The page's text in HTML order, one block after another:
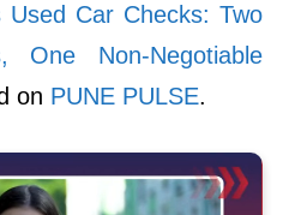
Used Car Checks: Two
One Non-Negotiable
on PUNE PULSE.